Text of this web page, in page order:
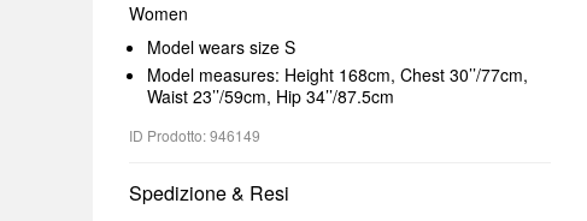
Women
Model wears size S
Model measures: Height 168cm, Chest 30’’/77cm,
Waist 23’’/59cm, Hip 34’’/87.5cm
ID Prodotto: 946149
Spedizione & Resi